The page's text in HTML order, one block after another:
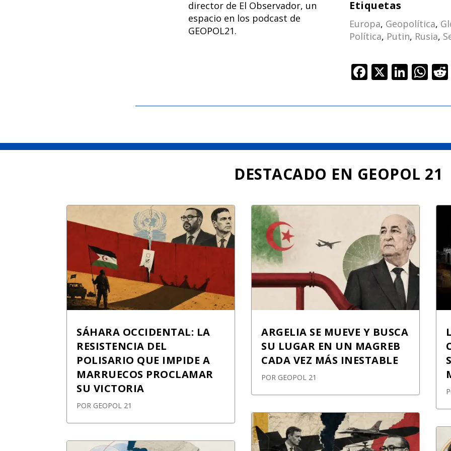
director de El Observador, un
espacio en los podcast de
GEOPOL21.
Etiquetas
Europa, Geopolítica,
Política, Putin, Rusia,
F
e
o
k
X Li
k
n
W
at
p
p
DESTACADO EN GEOPOL 21
SÁHARA OCCIDENTAL: LA
RESISTENCIA DEL
POLISARIO QUE IMPIDE A
MARRUECOS PROCLAMAR
SU VICTORIA
POR GEOPOL 21
ARGELIA SE MUEVE Y BUSCA
SU LUGAR EN UN MAGREB
CADA VEZ MÁS INESTABLE
POR GEOPOL 21